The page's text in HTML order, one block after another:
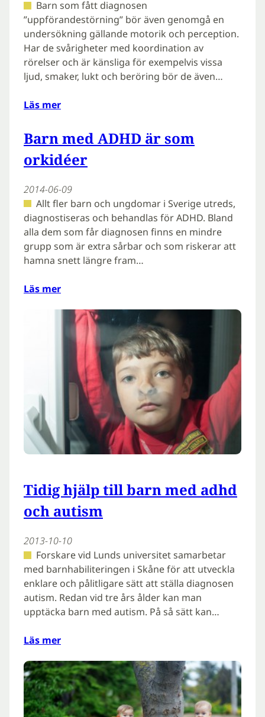
Barn som fått diagnosen
”uppförandestörning” bör även genomgå en
undersökning gällande motorik och perception.
Har de svårigheter med koordination av
rörelser och är känsliga för exempelvis vissa
ljud, smaker, lukt och beröring bör de även…
Läs mer
Barn med ADHD är som
orkidéer
2014-06-09
Allt fler barn och ungdomar i Sverige utreds,
diagnostiseras och behandlas för ADHD. Bland
alla dem som får diagnosen finns en mindre
grupp som är extra sårbar och som riskerar att
hamna snett längre fram…
Läs mer
Tidig hjälp till barn med adhd
och autism
2013-10-10
Forskare vid Lunds universitet samarbetar
med barnhabiliteringen i Skåne för att utveckla
enklare och pålitligare sätt att ställa diagnosen
autism. Redan vid tre års ålder kan man
upptäcka barn med autism. På så sätt kan…
Läs mer